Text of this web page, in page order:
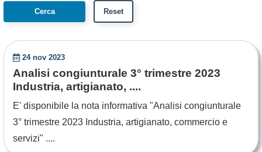
24 nov 2023
Analisi congiunturale 3° trimestre 2023
Industria, artigianato, ....
E' disponibile la nota informativa "Analisi congiunturale
3° trimestre 2023 Industria, artigianato, commercio e
servizi" ....